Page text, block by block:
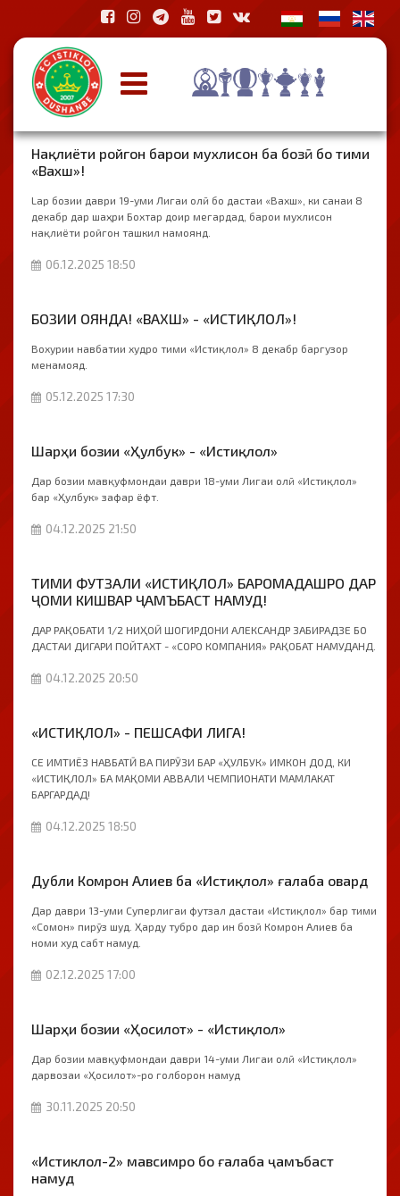
Нақлиёти ройгон барои мухлисон ба бозӣ бо тими
«Вахш»!
Lар бозии даври 19-уми Лигаи олӣ бо дастаи «Вахш», ки санаи 8
декабр дар шаҳри Бохтар доир мегардад, барои мухлисон
нақлиёти ройгон ташкил намоянд.
06.12.2025 18:50
БОЗИИ ОЯНДА! «ВАХШ» - «ИСТИҚЛОЛ»!
Вохурии навбатии худро тими «Истиқлол» 8 декабр баргузор
менамояд.
05.12.2025 17:30
Шарҳи бозии «Ҳулбук» - «Истиқлол»
Дар бозии мавқуфмондаи даври 18-уми Лигаи олӣ «Истиқлол»
бар «Ҳулбук» зафар ёфт.
04.12.2025 21:50
ТИМИ ФУТЗАЛИ «ИСТИҚЛОЛ» БАРОМАДАШРО ДАР
ҶОМИ КИШВАР ҶАМЪБАСТ НАМУД!
ДАР РАҚОБАТИ 1/2 НИҲОӢ ШОГИРДОНИ АЛЕКСАНДР ЗАБИРАДЗЕ БО
ДАСТАИ ДИГАРИ ПОЙТАХТ - «СОРО КОМПАНИЯ» РАҚОБАТ НАМУДАНД.
04.12.2025 20:50
«ИСТИҚЛОЛ» - ПЕШСАФИ ЛИГА!
СЕ ИМТИЁЗ НАВБАТӢ ВА ПИРӮЗИ БАР «ҲУЛБУК» ИМКОН ДОД, КИ
«ИСТИҚЛОЛ» БА МАҚОМИ АВВАЛИ ЧЕМПИОНАТИ МАМЛАКАТ
БАРГАРДАД!
04.12.2025 18:50
Дубли Комрон Алиев ба «Истиқлол» ғалаба овард
Дар даври 13-уми Суперлигаи футзал дастаи «Истиқлол» бар тими
«Сомон» пирӯз шуд. Ҳарду тубро дар ин бозӣ Комрон Алиев ба
номи худ сабт намуд.
02.12.2025 17:00
Шарҳи бозии «Ҳосилот» - «Истиқлол»
Дар бозии мавқуфмондаи даври 14-уми Лигаи олӣ «Истиқлол»
дарвозаи «Ҳосилот»-ро голборон намуд
30.11.2025 20:50
«Истиклол-2» мавсимро бо ғалаба ҷамъбаст
намуд